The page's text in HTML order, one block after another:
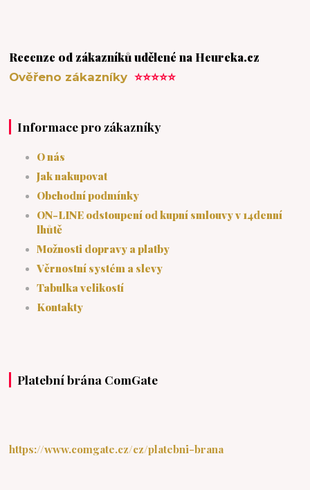
Recenze od zákazníků udělené na Heureka.cz
Ověřeno zákazníky⭐⭐⭐⭐⭐
Informace pro zákazníky
O nás
Jak nakupovat
Obchodní podmínky
ON-LINE odstoupení od kupní smlouvy v 14denní
lhůtě
Možnosti dopravy a platby
Věrnostní systém a slevy
Tabulka velikostí
Kontakty
Platební brána ComGate
https://www.comgate.cz/cz/platebni-brana